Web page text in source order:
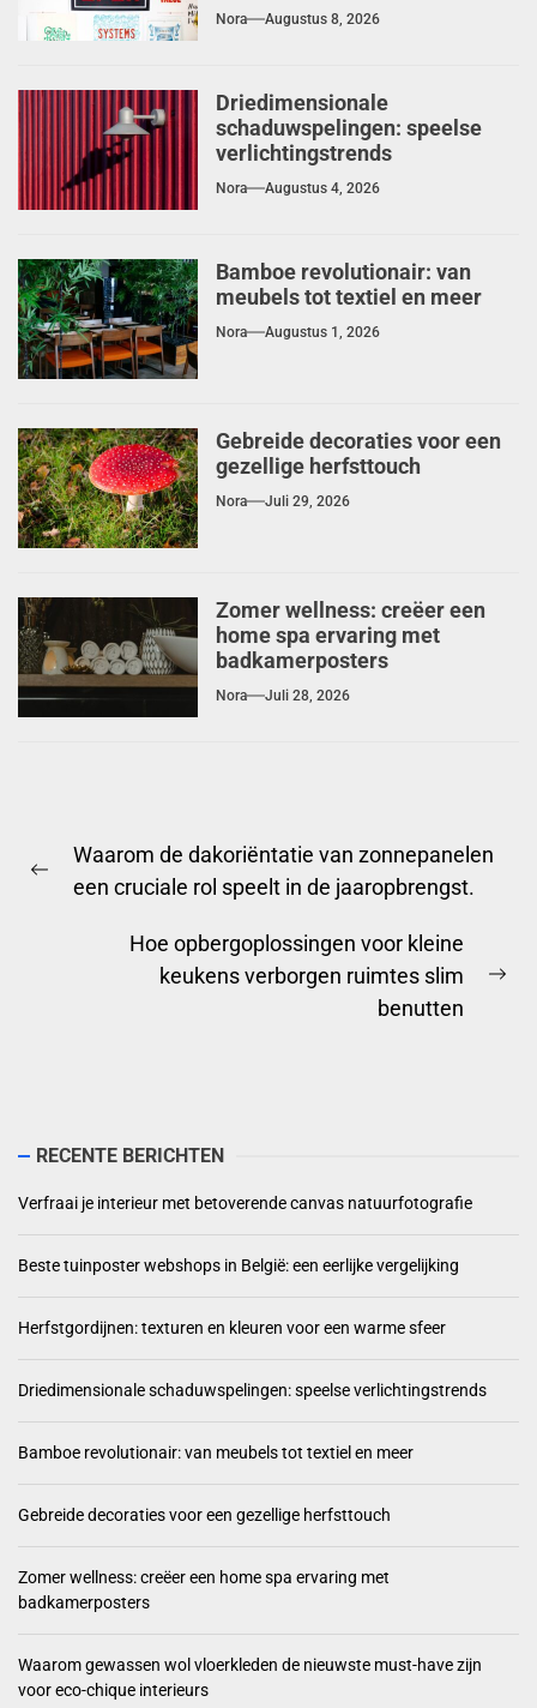
Nora Augustus 8, 2026
Driedimensionale
schaduwspelingen: speelse
verlichtingstrends
Nora Augustus 4, 2026
Bamboe revolutionair: van
meubels tot textiel en meer
Nora Augustus 1, 2026
Gebreide decoraties voor een
gezellige herfsttouch
Nora Juli 29, 2026
Zomer wellness: creëer een
home spa ervaring met
badkamerposters
Nora Juli 28, 2026
Previous
Waarom de dakoriëntatie van zonnepanelen
een cruciale rol speelt in de jaaropbrengst.
Hoe opbergoplossingen voor kleine
keukens verborgen ruimtes slim
benutten
RECENTE BERICHTEN
Verfraai je interieur met betoverende canvas natuurfotografie
Beste tuinposter webshops in België: een eerlijke vergelijking
Herfstgordijnen: texturen en kleuren voor een warme sfeer
Driedimensionale schaduwspelingen: speelse verlichtingstrends
Bamboe revolutionair: van meubels tot textiel en meer
Gebreide decoraties voor een gezellige herfsttouch
Zomer wellness: creëer een home spa ervaring met
badkamerposters
Waarom gewassen wol vloerkleden de nieuwste must-have zijn
voor eco-chique interieurs